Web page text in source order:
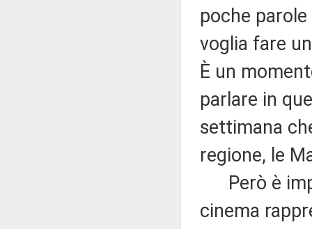
poche
voglia fare
È un
parlare in
settimana
regione, le
Però è
cinema